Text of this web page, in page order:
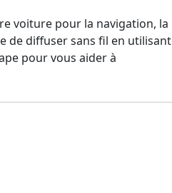
voiture pour la navigation, la
de diffuser sans fil en utilisant
pour vous aider à